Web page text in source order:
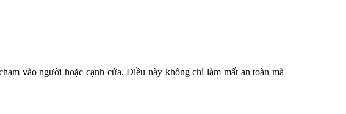
vào người hoặc cạnh cửa. Điều này không chỉ làm mất an toàn mà